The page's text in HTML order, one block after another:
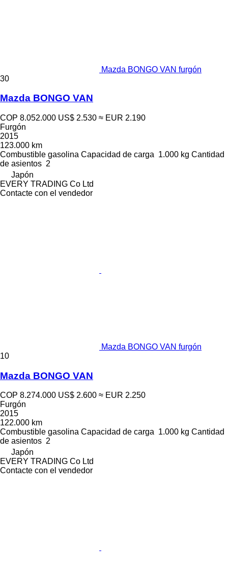
Mazda BONGO VAN furgón
30
Mazda BONGO VAN
COP 8.052.000 US$ 2.530 ≈ EUR 2.190
Furgón
2015
123.000 km
Combustible gasolina Capacidad de carga 1.000 kg Cantidad
de asientos 2
Japón
EVERY TRADING Co Ltd
Contacte con el vendedor
Mazda BONGO VAN furgón
10
Mazda BONGO VAN
COP 8.274.000 US$ 2.600 ≈ EUR 2.250
Furgón
2015
122.000 km
Combustible gasolina Capacidad de carga 1.000 kg Cantidad
de asientos 2
Japón
EVERY TRADING Co Ltd
Contacte con el vendedor